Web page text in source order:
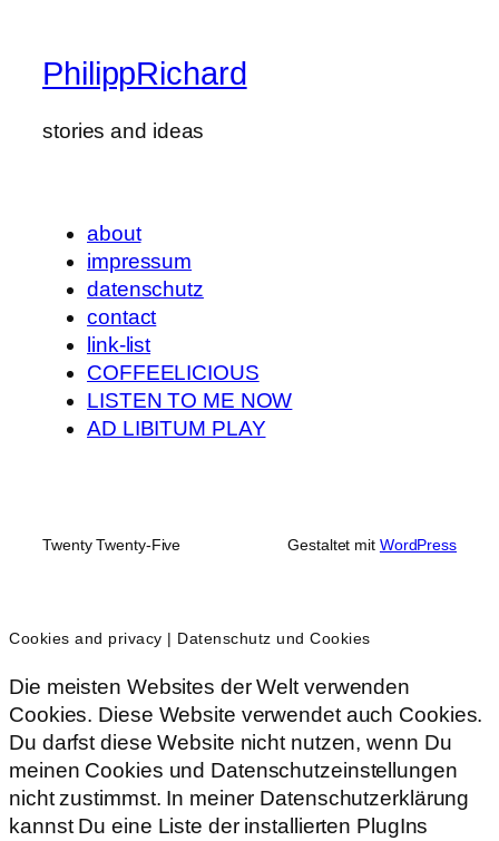
PhilippRichard
stories and ideas
about
impressum
datenschutz
contact
link-list
COFFEELICIOUS
LISTEN TO ME NOW
AD LIBITUM PLAY
Twenty Twenty-Five Gestaltet mit WordPress
Cookies and privacy | Datenschutz und Cookies
Die meisten Websites der Welt verwenden
Cookies. Diese Website verwendet auch Cookies.
Du darfst diese Website nicht nutzen, wenn Du
meinen Cookies und Datenschutzeinstellungen
nicht zustimmst. In meiner Datenschutzerklärung
kannst Du eine Liste der installierten PlugIns